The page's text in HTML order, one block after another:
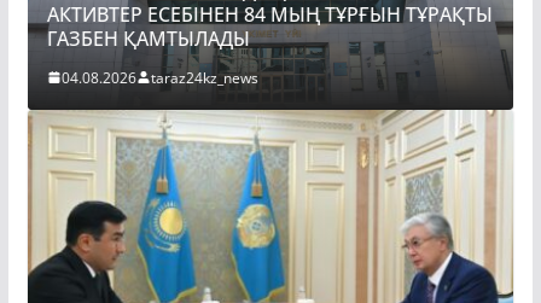
АКТИВТЕР ЕСЕБІНЕН 84 МЫҢ ТҰРҒЫН ТҰРАҚТЫ
ГАЗБЕН ҚАМТЫЛАДЫ
04.08.2026 taraz24kz_news